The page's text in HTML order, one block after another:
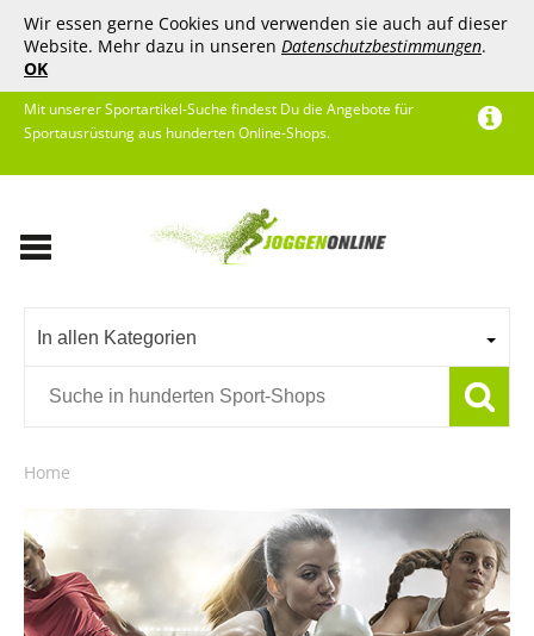
Wir essen gerne Cookies und verwenden sie auch auf dieser
Website. Mehr dazu in unseren Datenschutzbestimmungen.
OK
Mit unserer Sportartikel-Suche findest Du die Angebote für
Sportausrüstung aus hunderten Online-Shops.
In allen Kategorien
Home